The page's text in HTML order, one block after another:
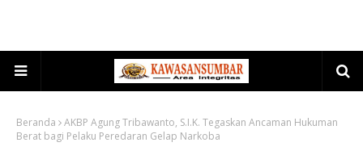
Beranda
AKBP Agung Tribawanto, S.I.K. Tegaskan Ancaman Hukuman
Berat bagi Pelaku Peredaran Gelap Narkoba